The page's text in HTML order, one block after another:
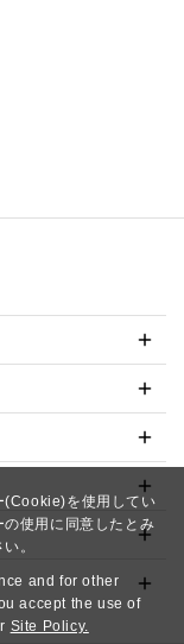
(Cookie)を使用してい
使用に同意したとみ
。
and for other
accept the use of
Site Policy.